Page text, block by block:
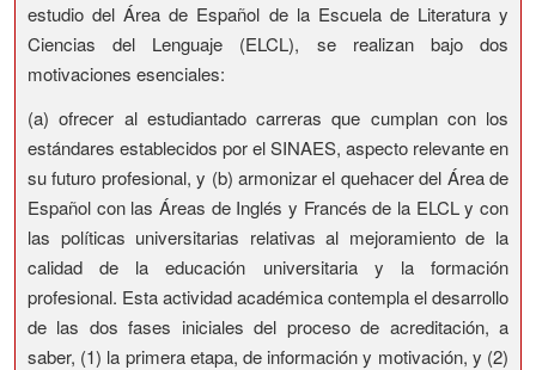
estudio del Área de Español de la Escuela de Literatura y
Ciencias del Lenguaje (ELCL), se realizan bajo dos
motivaciones esenciales:
(a) ofrecer al estudiantado carreras que cumplan con los
estándares establecidos por el SINAES, aspecto relevante en
su futuro profesional, y (b) armonizar el quehacer del Área de
Español con las Áreas de Inglés y Francés de la ELCL y con
las políticas universitarias relativas al mejoramiento de la
calidad de la educación universitaria y la formación
profesional. Esta actividad académica contempla el desarrollo
de las dos fases iniciales del proceso de acreditación, a
saber, (1) la primera etapa, de información y motivación, y (2)